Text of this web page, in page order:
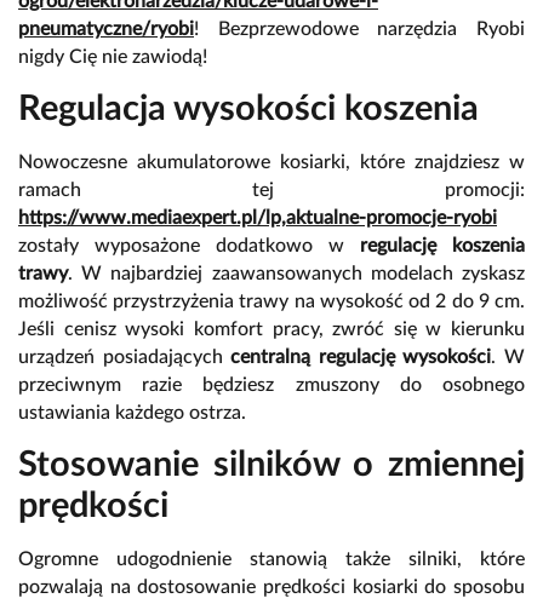
pneumatyczne/ryobi! Bezprzewodowe narzędzia Ryobi
nigdy Cię nie zawiodą!
Regulacja wysokości koszenia
Nowoczesne akumulatorowe kosiarki, które znajdziesz w
ramach tej promocji:
https://www.mediaexpert.pl/lp,aktualne-promocje-ryobi
zostały wyposażone dodatkowo w regulację koszenia
trawy. W najbardziej zaawansowanych modelach zyskasz
możliwość przystrzyżenia trawy na wysokość od 2 do 9 cm.
Jeśli cenisz wysoki komfort pracy, zwróć się w kierunku
urządzeń posiadającychcentralną regulację wysokości. W
przeciwnym razie będziesz zmuszony do osobnego
ustawiania każdego ostrza.
Stosowanie silników o zmiennej
prędkości
Ogromne udogodnienie stanowią także silniki, które
pozwalają na dostosowanie prędkości kosiarki do sposobu